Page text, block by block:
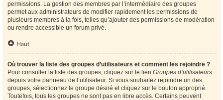
permissions. La gestion des membres par l’intermédiaire des groupes
permet aux administrateurs de modifier rapidement les permissions de
plusieurs membres à la fois, telles qu’ajouter des permissions de modération
ou rendre accessible un forum privé.
Haut
Où trouver la liste des groupes d’utilisateurs et comment les rejoindre ?
Pour consulter la liste des groupes, cliquez sur le lien Groupes d’utilisateurs
depuis votre panneau de l’utilisateur. Si vous souhaitez rejoindre un des
groupes, sélectionnez le groupe désiré et cliquez sur le bouton approprié.
Toutefois, tous les groupes ne sont pas en libre accès. Certains peuvent